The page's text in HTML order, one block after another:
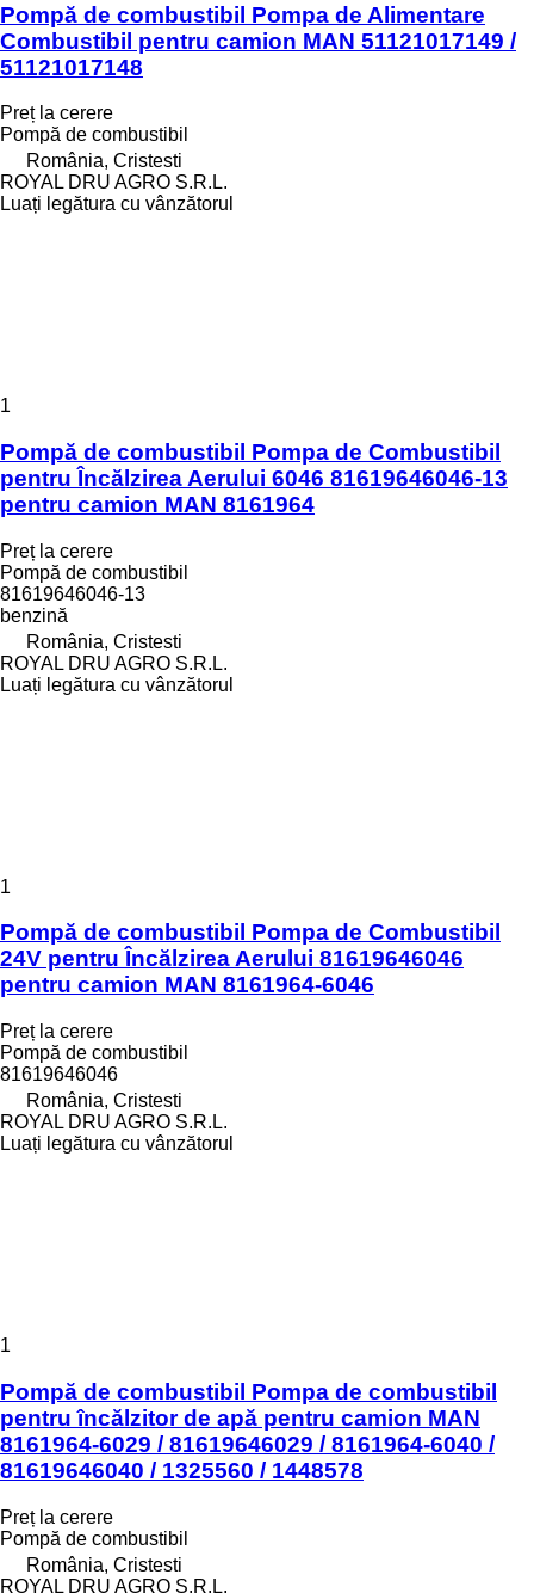
Pompă de combustibil Pompa de Alimentare
Combustibil pentru camion MAN 51121017149 /
51121017148
Preț la cerere
Pompă de combustibil
România, Cristesti
ROYAL DRU AGRO S.R.L.
Luați legătura cu vânzătorul
1
Pompă de combustibil Pompa de Combustibil
pentru Încălzirea Aerului 6046 81619646046-13
pentru camion MAN 8161964
Preț la cerere
Pompă de combustibil
81619646046-13
benzină
România, Cristesti
ROYAL DRU AGRO S.R.L.
Luați legătura cu vânzătorul
1
Pompă de combustibil Pompa de Combustibil
24V pentru Încălzirea Aerului 81619646046
pentru camion MAN 8161964-6046
Preț la cerere
Pompă de combustibil
81619646046
România, Cristesti
ROYAL DRU AGRO S.R.L.
Luați legătura cu vânzătorul
1
Pompă de combustibil Pompa de combustibil
pentru încălzitor de apă pentru camion MAN
8161964-6029 / 81619646029 / 8161964-6040 /
81619646040 / 1325560 / 1448578
Preț la cerere
Pompă de combustibil
România, Cristesti
ROYAL DRU AGRO S.R.L.